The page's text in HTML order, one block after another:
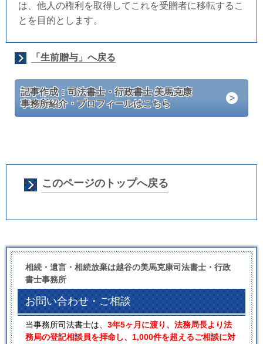
は、他人の権利を取得してこれを受贈者に移転するこ
とを目的とします。
「生前贈与」へ戻る
記事作成：司法書士・行政書士 美馬克康
事務所紹介・プロフィールはこちら
このページのトップへ戻る
相続・遺言・相続放棄は越谷の美馬克康司法書士・行政
書士事務所
お問い合わせ・ご相談
当事務所司法書士は、 3年5ヶ月に渡り、法務局長より法
務局の登記相談員を拝命し、1,000件を超えるご相談に対